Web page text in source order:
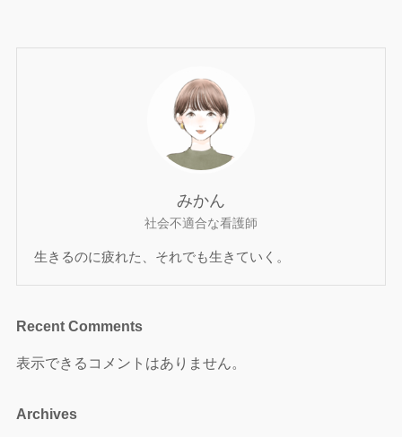
みかん
社会不適合な看護師
生きるのに疲れた、それでも生きていく。
Recent Comments
表示できるコメントはありません。
Archives